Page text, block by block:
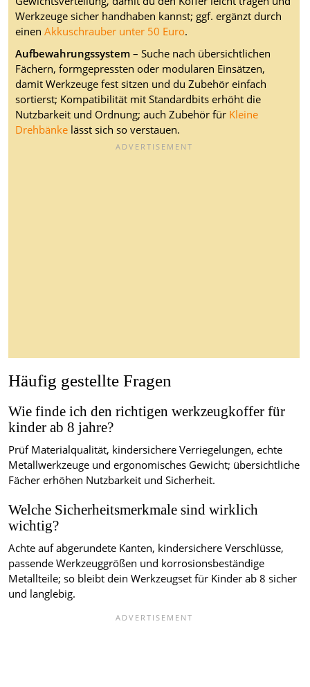
Werkzeuge sicher handhaben kannst; ggf. ergänzt durch
einen Akkuschrauber unter 50 Euro.
Aufbewahrungssystem– Suche nach übersichtlichen
Fächern, formgepressten oder modularen Einsätzen,
damit Werkzeuge fest sitzen und du Zubehör einfach
sortierst; Kompatibilität mit Standardbits erhöht die
Nutzbarkeit und Ordnung; auch Zubehör für Kleine
Drehbänke lässt sich so verstauen.
Häufig gestellte Fragen
Wie finde ich den richtigen werkzeugkoffer für
kinder ab 8 jahre?
Prüf Materialqualität, kindersichere Verriegelungen, echte
Metallwerkzeuge und ergonomisches Gewicht; übersichtliche
Fächer erhöhen Nutzbarkeit und Sicherheit.
Welche Sicherheitsmerkmale sind wirklich
wichtig?
Achte auf abgerundete Kanten, kindersichere Verschlüsse,
passende Werkzeuggrößen und korrosionsbeständige
Metallteile; so bleibt dein Werkzeugset für Kinder ab 8 sicher
und langlebig.